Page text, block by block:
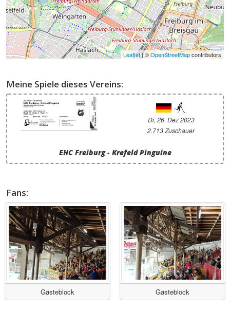
Leaflet| ©OpenStreetMapcontributors
Meine Spiele dieses Vereins:
Di, 26. Dez 2023
2.713 Zuschauer
EHC Freiburg - Krefeld Pinguine
Fans:
Gästeblock Gästeblock